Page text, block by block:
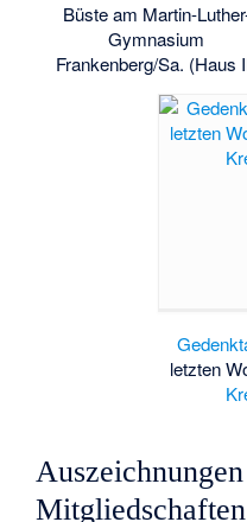
Büste am Martin-
Gymnasium
Frankenberg/Sa. (Haus
letzten
Mitgliedschaften